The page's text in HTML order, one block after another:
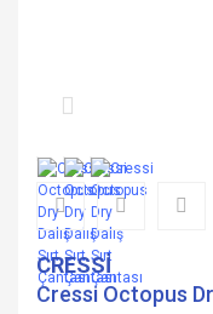
CRESSİ
Cressi Octopus